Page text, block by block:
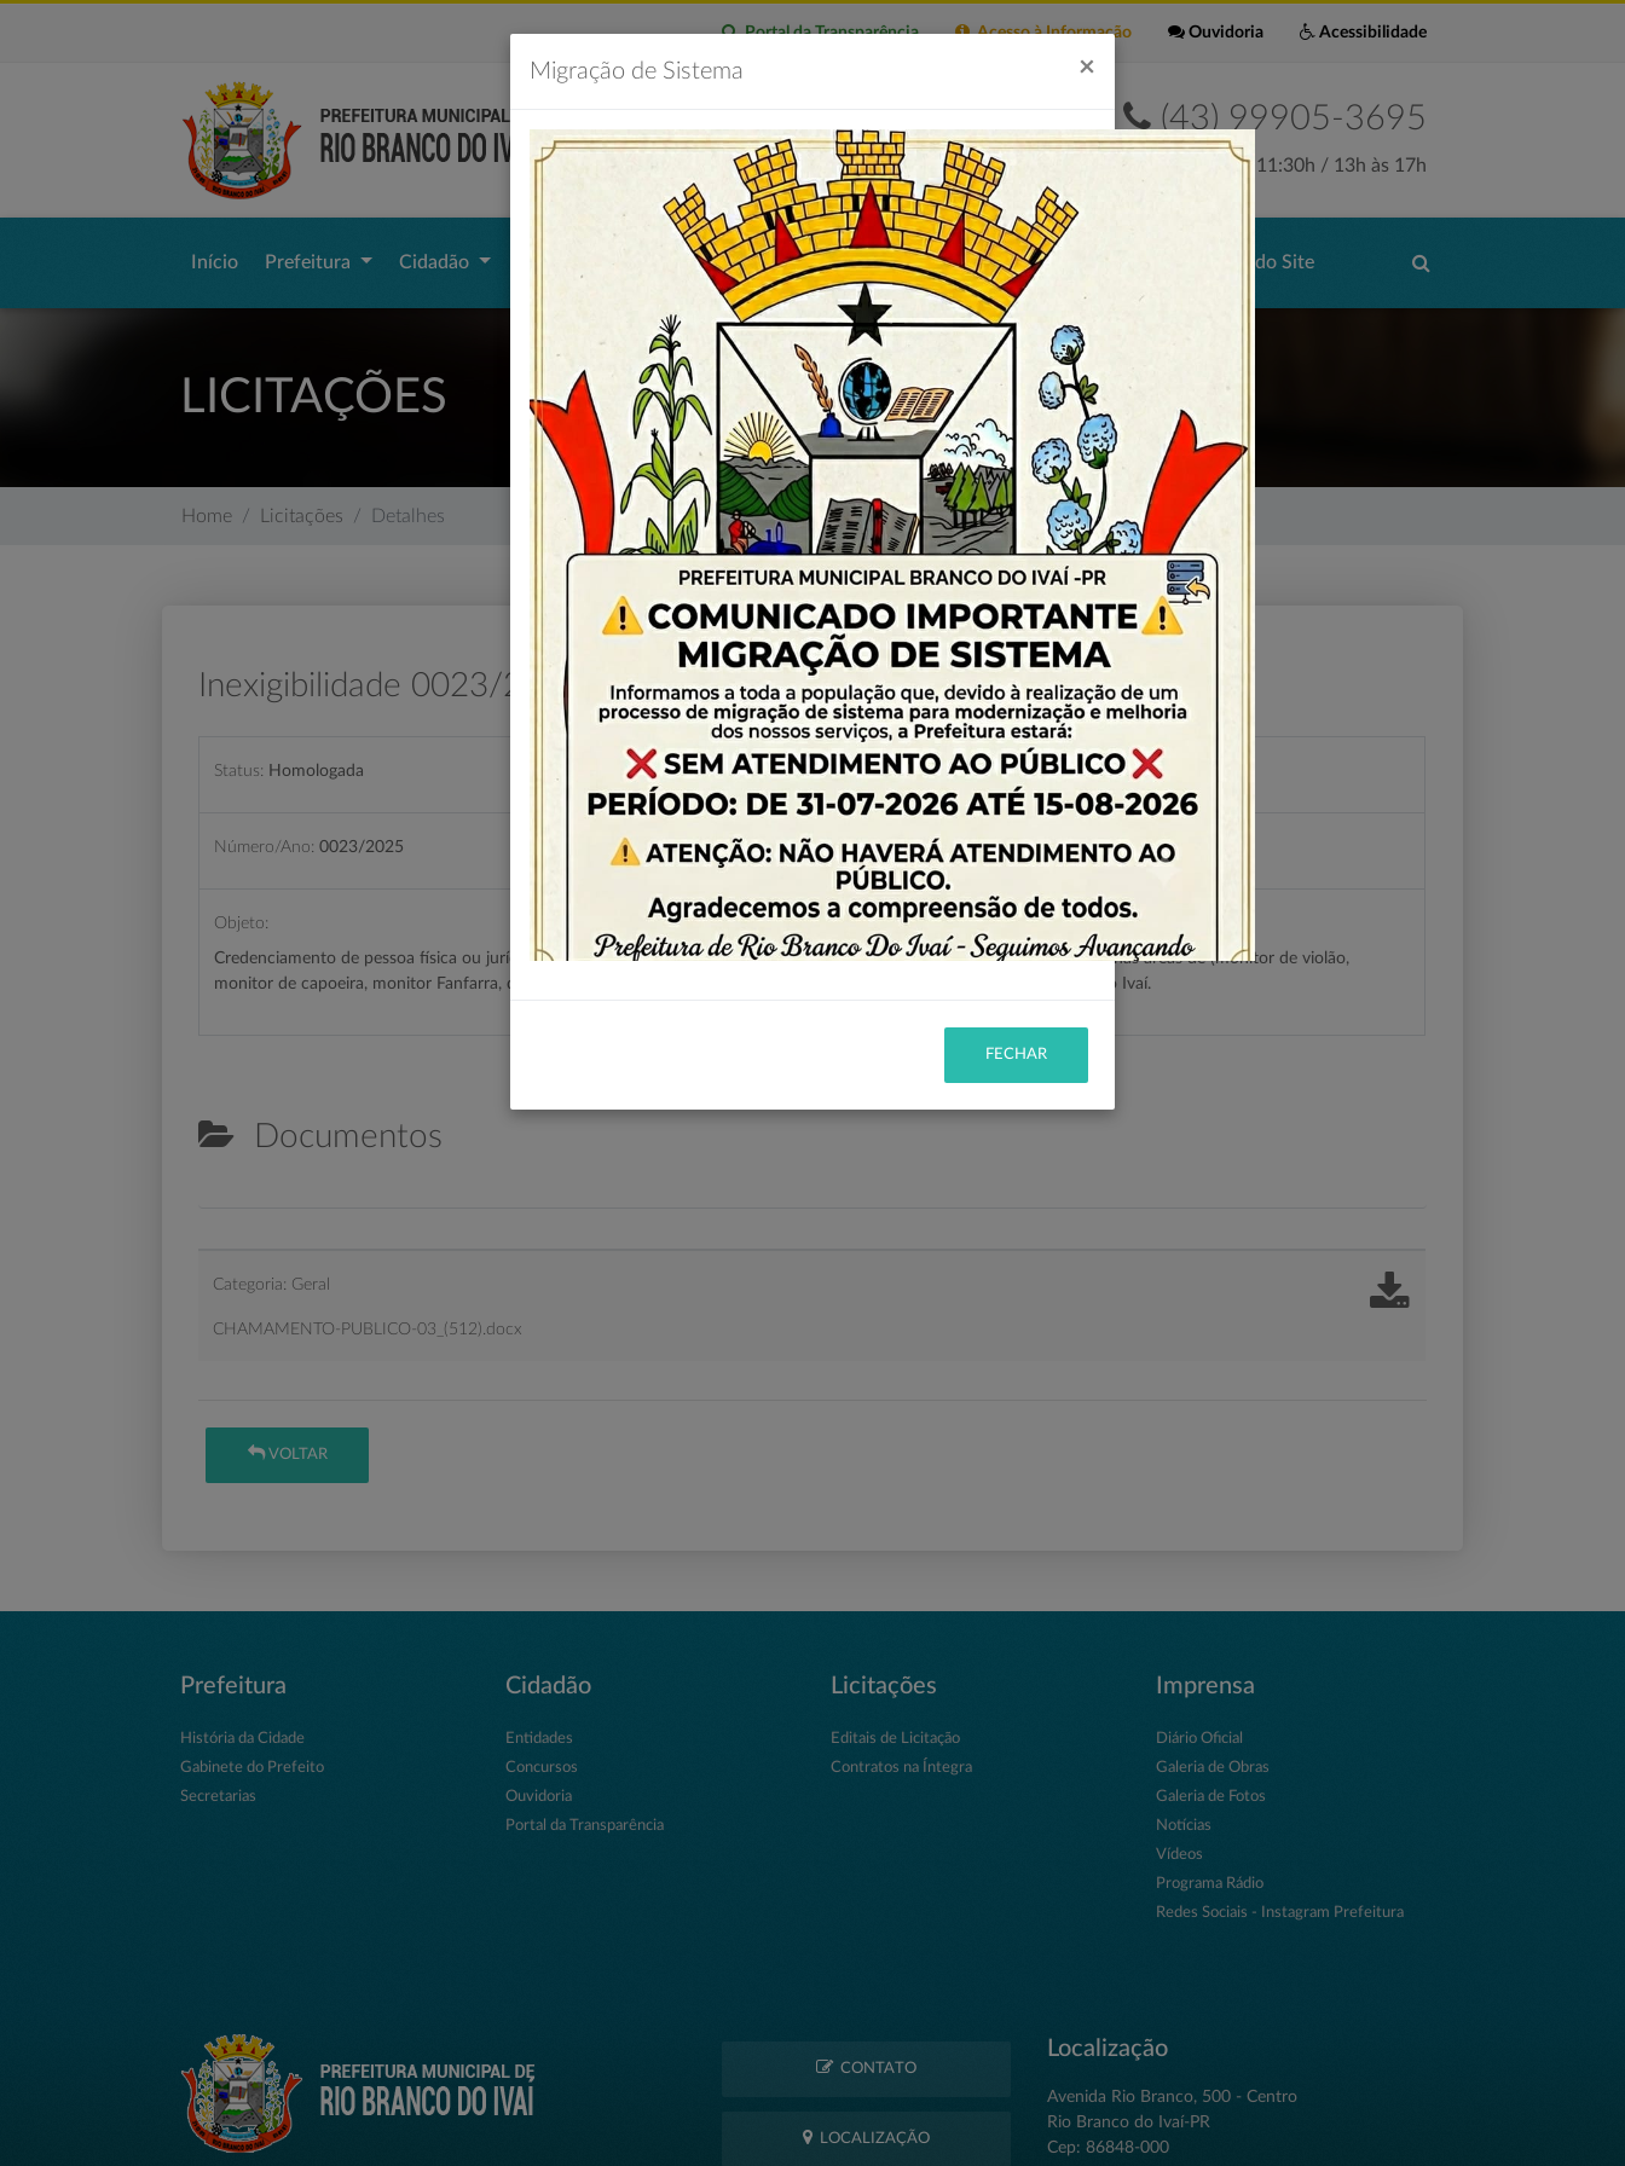
Acessibilidade
Ouvidoria
Acesso à Informação
Portal da Transparência
(43) 99905-3695
Seg. a Sex. 7:30h às 11:30h / 13h às 17h
Início Prefeitura Cidadão Imprensa Servidor Contatos Portal de Serviços Mapa do Site
LICITAÇÕES
Home Licitações Detalhes
Inexigibilidade 0023/2025
Status: Homologada Abertura em: 01/10/2025 às 09:00h
Número/Ano: 0023/2025 Número do processo: 23/2025
Objeto:
Credenciamento de pessoa física ou jurídica, para atuar com Oficineiros/Instrutores/Professores, desenvolvendo oficinas nas áreas de (monitor de violão,
monitor de capoeira, monitor Fanfarra, de Artes Artistica Monitor de Educação Fisica) para o Municipio de Rio Branco do Ivaí.
Documentos
Categoria: Geral
CHAMAMENTO-PUBLICO-03_(512).docx
VOLTAR
Migração de Sistema ×
FECHAR
Prefeitura
História da Cidade
Gabinete do Prefeito
Secretarias
Cidadão
Entidades
Concursos
Ouvidoria
Portal da Transparência
Licitações
Editais de Licitação
Contratos na Íntegra
Imprensa
Diário Oficial
Galeria de Obras
Galeria de Fotos
Notícias
Vídeos
Programa Rádio
Redes Sociais - Instagram Prefeitura
CONTATO
LOCALIZAÇÃO
Localização
Avenida Rio Branco, 500 - Centro
Rio Branco do Ivaí-PR
Cep: 86848-000